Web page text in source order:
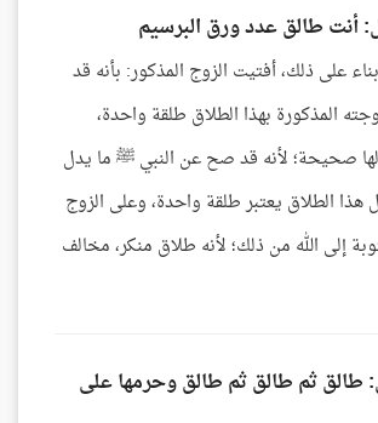
أنت طالق عدد ورق البرسيم
على ذلك، أفتيت الزوج المذكور: بأنه قد
المذكورة بهذا الطلاق طلقة واحدة،
صحيحة؛ لأنه قد صح عن النبي ﷺ ما يدل
الطلاق يعتبر طلقة واحدة، وعلى الزوج
إلى الله من ذلك؛ لأنه طلاق منكر، مخالف
ثم طالق ثم طالق وحرمها على